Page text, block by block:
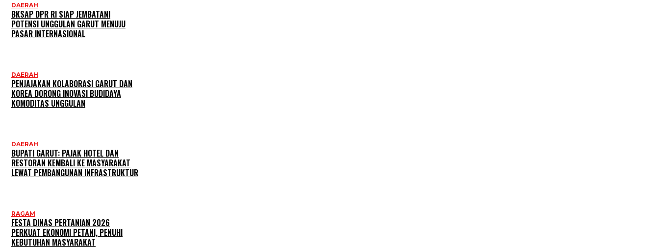
DAERAH
BKSAP DPR RI SIAP JEMBATANI
POTENSI UNGGULAN GARUT MENUJU
PASAR INTERNASIONAL
DAERAH
PENJAJAKAN KOLABORASI GARUT DAN
KOREA DORONG INOVASI BUDIDAYA
KOMODITAS UNGGULAN
DAERAH
BUPATI GARUT: PAJAK HOTEL DAN
RESTORAN KEMBALI KE MASYARAKAT
LEWAT PEMBANGUNAN INFRASTRUKTUR
RAGAM
FESTA DINAS PERTANIAN 2026
PERKUAT EKONOMI PETANI, PENUHI
KEBUTUHAN MASYARAKAT